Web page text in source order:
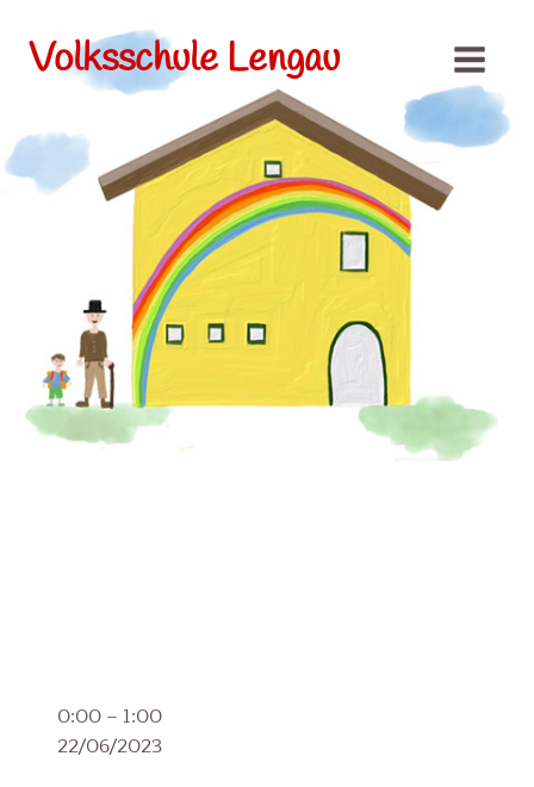
Volksschule Lengau
1.
Klasse:
0:00– 1:00
22/06/2023